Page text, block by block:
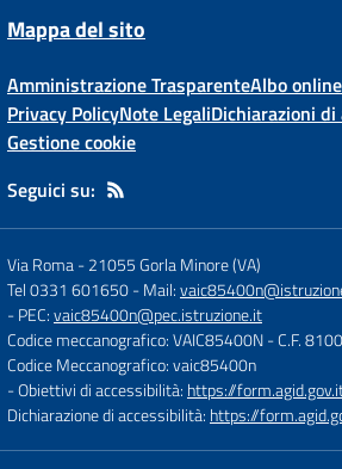
Mappa del sito
Amministrazione TrasparenteAlbo online
Privacy PolicyNote LegaliDichiarazioni
Gestione cookie
Seguici su:
Via Roma-21055 Gorla Minore (VA)
Tel 0331 601650- Mail:
- PEC:vaic85400n@pec.istruzione.it
Codice meccanografico: VAIC85400N- C.F.
Codice Meccanografico: vaic85400n
- Obiettivi di accessibilità: https://
Dichiarazione di accessibilità: https://